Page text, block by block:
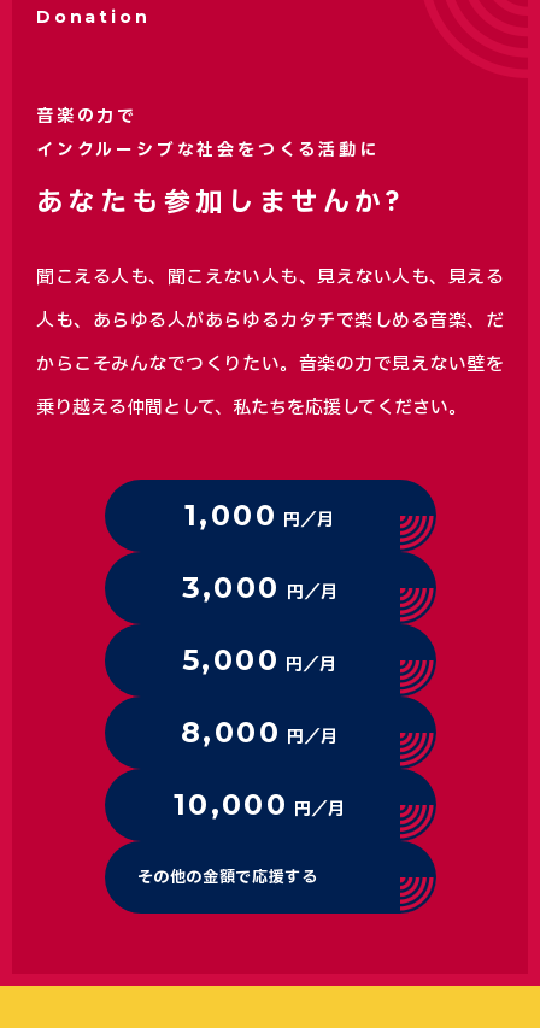
Donation
音楽の力で
インクルーシブな社会をつくる活動に
あなたも参加しませんか?
聞こえる人も、聞こえない人も、見えない人も、見える
人も、あらゆる人があらゆるカタチで楽しめる音楽、 だ
からこそみんなでつくりたい。音楽の力で見えない壁を
乗り越える仲間として、私たちを応援してください。
1,000 円／月
3,000 円／月
5,000 円／月
8,000 円／月
10,000 円／月
その他の金額で応援する